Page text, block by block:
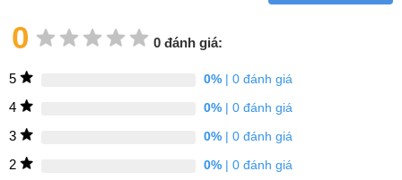
0 0 đánh giá:
5 0%| 0 đánh giá
4 0%| 0 đánh giá
3 0%| 0 đánh giá
2 0%| 0 đánh giá